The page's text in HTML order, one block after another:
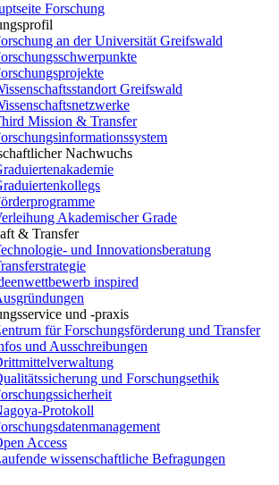
Forschung
an der Universität Greifswald
Greifswald
Mission & Transfer
Nachwuchs
Akademischer Grade
& Transfer
und Innovationsberatung
inspired
und -praxis
für Forschungsförderung und Transfer
und Ausschreibungen
und Forschungsethik
Protokoll
Access
wissenschaftliche Befragungen